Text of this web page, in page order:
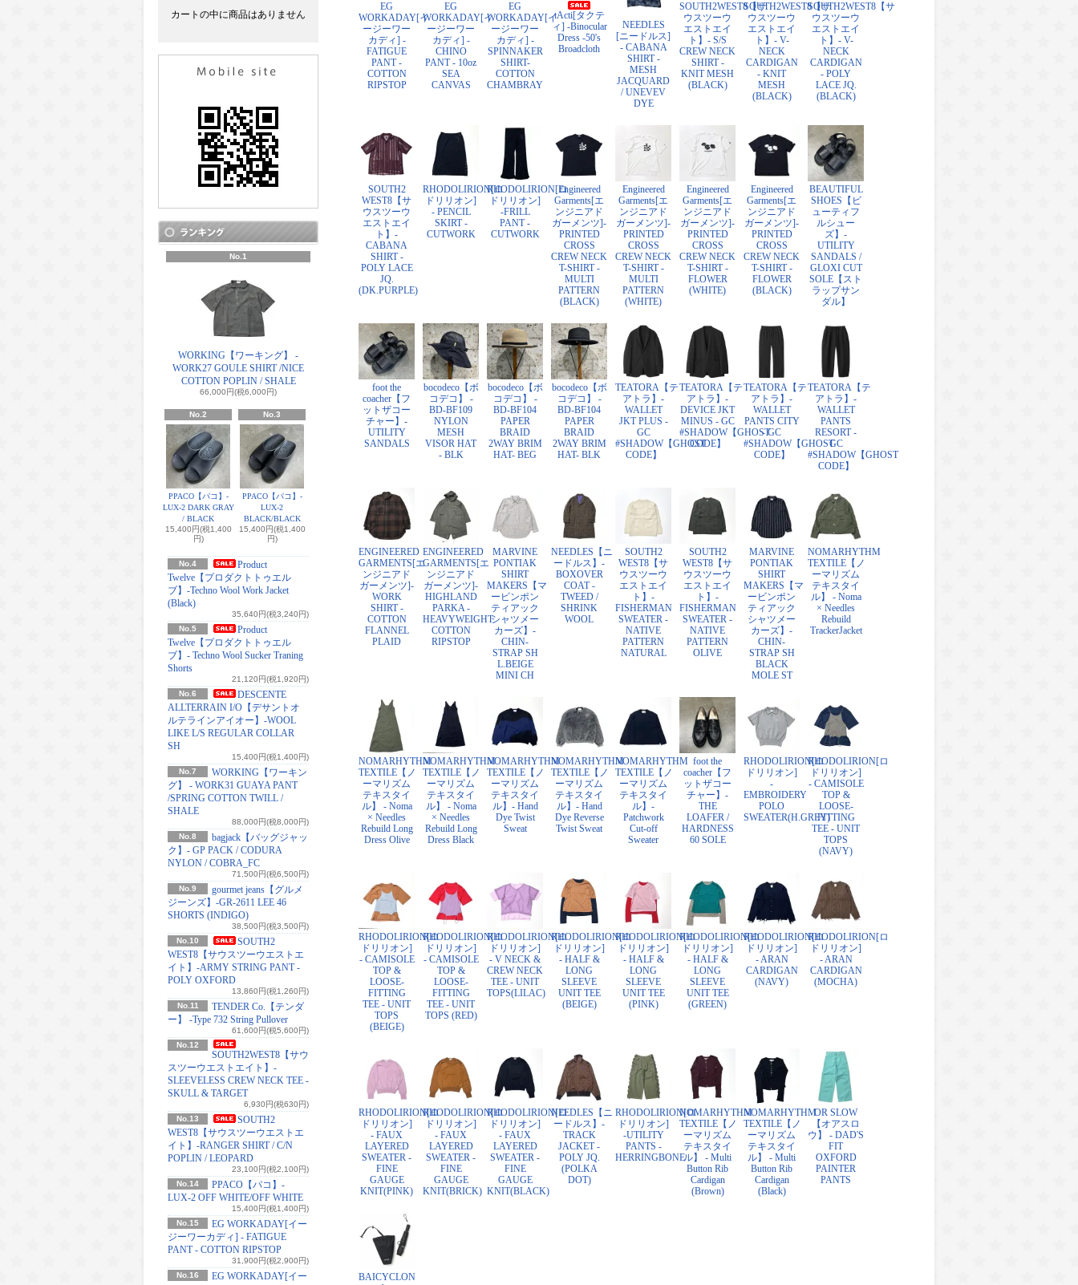
カートの中に商品はありません
No.1
WORKING【ワーキング】 -
WORK27 GOULE SHIRT /NICE
COTTON POPLIN / SHALE
66,000円(税6,000円)
No.2
PPACO【パコ】-
LUX-2 DARK GRAY
/ BLACK
15,400円(税1,400
円)
No.3
PPACO【パコ】-
LUX-2
BLACK/BLACK
15,400円(税1,400
円)
No.4
Product
Twelve【プロダクトトゥエル
ブ】-Techno Wool Work Jacket
(Black)
35,640円(税3,240円)
No.5
Product
Twelve【プロダクトトゥエル
ブ】- Techno Wool Sucker Traning
Shorts
21,120円(税1,920円)
No.6
DESCENTE
ALLTERRAIN I/O【デサントオ
ルテラインアイオー】-WOOL
LIKE L/S REGULAR COLLAR
SH
15,400円(税1,400円)
No.7
WORKING【ワーキン
グ】 - WORK31 GUAYA PANT
/SPRING COTTON TWILL /
SHALE
88,000円(税8,000円)
No.8
bagjack【バッグジャッ
ク】- GP PACK / CODURA
NYLON / COBRA_FC
71,500円(税6,500円)
No.9
gourmet jeans【グルメ
ジーンズ】-GR-2611 LEE 46
SHORTS (INDIGO)
38,500円(税3,500円)
No.10
SOUTH2
WEST8【サウスツーウエストエ
イト】-ARMY STRING PANT -
POLY OXFORD
13,860円(税1,260円)
No.11
TENDER Co.【テンダ
ー】 -Type 732 String Pullover
61,600円(税5,600円)
No.12
SOUTH2WEST8【サウ
スツーウエストエイト】-
SLEEVELESS CREW NECK TEE -
SKULL & TARGET
6,930円(税630円)
No.13
SOUTH2
WEST8【サウスツーウエストエ
イト】-RANGER SHIRT / C/N
POPLIN / LEOPARD
23,100円(税2,100円)
No.14
PPACO【パコ】-
LUX-2 OFF WHITE/OFF WHITE
15,400円(税1,400円)
No.15
EG WORKADAY[イー
ジーワーカディ] - FATIGUE
PANT - COTTON RIPSTOP
31,900円(税2,900円)
No.16
EG WORKADAY[イー
EG
WORKADAY[イ
ージーワー
カディ] -
FATIGUE
PANT -
COTTON
RIPSTOP
EG
WORKADAY[イ
ージーワー
カディ] -
CHINO
PANT - 10oz
SEA
CANVAS
EG
WORKADAY[イ
ージーワー
カディ] -
SPINNAKER
SHIRT-
COTTON
CHAMBRAY
tActi[タクテ
ィ] -Binocular
Dress -50's
Broadcloth
NEEDLES
[ニードルス]
- CABANA
SHIRT -
MESH
JACQUARD
/ UNEVEV
DYE
SOUTH2WEST8【サ
ウスツーウ
エストエイ
ト】- S/S
CREW NECK
SHIRT -
KNIT MESH
(BLACK)
SOUTH2WEST8【サ
ウスツーウ
エストエイ
ト】- V-
NECK
CARDIGAN
- KNIT
MESH
(BLACK)
SOUTH2WEST8【サ
ウスツーウ
エストエイ
ト】- V-
NECK
CARDIGAN
- POLY
LACE JQ.
(BLACK)
SOUTH2
WEST8【サ
ウスツーウ
エストエイ
ト】-
CABANA
SHIRT -
POLY LACE
JQ.
(DK.PURPLE)
RHODOLIRION[ロ
ドリリオン]
- PENCIL
SKIRT -
CUTWORK
RHODOLIRION[ロ
ドリリオン]
-FRILL
PANT -
CUTWORK
Engineered
Garments[エ
ンジニアド
ガーメンツ]-
PRINTED
CROSS
CREW NECK
T-SHIRT -
MULTI
PATTERN
(BLACK)
Engineered
Garments[エ
ンジニアド
ガーメンツ]-
PRINTED
CROSS
CREW NECK
T-SHIRT -
MULTI
PATTERN
(WHITE)
Engineered
Garments[エ
ンジニアド
ガーメンツ]-
PRINTED
CROSS
CREW NECK
T-SHIRT -
FLOWER
(WHITE)
Engineered
Garments[エ
ンジニアド
ガーメンツ]-
PRINTED
CROSS
CREW NECK
T-SHIRT -
FLOWER
(BLACK)
BEAUTIFUL
SHOES【ビ
ューティフ
ルシュー
ズ】-
UTILITY
SANDALS /
GLOXI CUT
SOLE【スト
ラップサン
ダル】
foot the
coacher【フ
ットザコー
チャー】-
UTILITY
SANDALS
bocodeco【ボ
コデコ】 -
BD-BF109
NYLON
MESH
VISOR HAT
- BLK
bocodeco【ボ
コデコ】 -
BD-BF104
PAPER
BRAID
2WAY BRIM
HAT- BEG
bocodeco【ボ
コデコ】 -
BD-BF104
PAPER
BRAID
2WAY BRIM
HAT- BLK
TEATORA【テ
アトラ】-
WALLET
JKT PLUS -
GC
#SHADOW【GHOST
CODE】
TEATORA【テ
アトラ】-
DEVICE JKT
MINUS - GC
#SHADOW【GHOST
CODE】
TEATORA【テ
アトラ】-
WALLET
PANTS CITY
- GC
#SHADOW【GHOST
CODE】
TEATORA【テ
アトラ】-
WALLET
PANTS
RESORT -
GC
#SHADOW【GHOST
CODE】
ENGINEERED
GARMENTS[エ
ンジニアド
ガーメンツ]-
WORK
SHIRT -
COTTON
FLANNEL
PLAID
ENGINEERED
GARMENTS[エ
ンジニアド
ガーメンツ]-
HIGHLAND
PARKA -
HEAVYWEIGHT
COTTON
RIPSTOP
MARVINE
PONTIAK
SHIRT
MAKERS【マ
ービンポン
ティアック
シャツメー
カーズ】-
CHIN-
STRAP SH
L.BEIGE
MINI CH
NEEDLES【ニ
ードルス】-
BOXOVER
COAT -
TWEED /
SHRINK
WOOL
SOUTH2
WEST8【サ
ウスツーウ
エストエイ
ト】-
FISHERMAN
SWEATER -
NATIVE
PATTERN
NATURAL
SOUTH2
WEST8【サ
ウスツーウ
エストエイ
ト】-
FISHERMAN
SWEATER -
NATIVE
PATTERN
OLIVE
MARVINE
PONTIAK
SHIRT
MAKERS【マ
ービンポン
ティアック
シャツメー
カーズ】-
CHIN-
STRAP SH
BLACK
MOLE ST
NOMARHYTHM
TEXTILE【ノ
ーマリズム
テキスタイ
ル】 - Noma
× Needles
Rebuild
TrackerJacket
NOMARHYTHM
TEXTILE【ノ
ーマリズム
テキスタイ
ル】 - Noma
× Needles
Rebuild Long
Dress Olive
NOMARHYTHM
TEXTILE【ノ
ーマリズム
テキスタイ
ル】 - Noma
× Needles
Rebuild Long
Dress Black
NOMARHYTHM
TEXTILE【ノ
ーマリズム
テキスタイ
ル】- Hand
Dye Twist
Sweat
NOMARHYTHM
TEXTILE【ノ
ーマリズム
テキスタイ
ル】- Hand
Dye Reverse
Twist Sweat
NOMARHYTHM
TEXTILE【ノ
ーマリズム
テキスタイ
ル】-
Patchwork
Cut-off
Sweater
foot the
coacher【フ
ットザコー
チャー】-
THE
LOAFER /
HARDNESS
60 SOLE
RHODOLIRION[ロ
ドリリオン]
-
EMBROIDERY
POLO
SWEATER(H.GREY)
RHODOLIRION[ロ
ドリリオン]
- CAMISOLE
TOP &
LOOSE-
FITTING
TEE - UNIT
TOPS
(NAVY)
RHODOLIRION[ロ
ドリリオン]
- CAMISOLE
TOP &
LOOSE-
FITTING
TEE - UNIT
TOPS
(BEIGE)
RHODOLIRION[ロ
ドリリオン]
- CAMISOLE
TOP &
LOOSE-
FITTING
TEE - UNIT
TOPS (RED)
RHODOLIRION[ロ
ドリリオン]
- V NECK &
CREW NECK
TEE - UNIT
TOPS(LILAC)
RHODOLIRION[ロ
ドリリオン]
- HALF &
LONG
SLEEVE
UNIT TEE
(BEIGE)
RHODOLIRION[ロ
ドリリオン]
- HALF &
LONG
SLEEVE
UNIT TEE
(PINK)
RHODOLIRION[ロ
ドリリオン]
- HALF &
LONG
SLEEVE
UNIT TEE
(GREEN)
RHODOLIRION[ロ
ドリリオン]
- ARAN
CARDIGAN
(NAVY)
RHODOLIRION[ロ
ドリリオン]
- ARAN
CARDIGAN
(MOCHA)
RHODOLIRION[ロ
ドリリオン]
- FAUX
LAYERED
SWEATER -
FINE
GAUGE
KNIT(PINK)
RHODOLIRION[ロ
ドリリオン]
- FAUX
LAYERED
SWEATER -
FINE
GAUGE
KNIT(BRICK)
RHODOLIRION[ロ
ドリリオン]
- FAUX
LAYERED
SWEATER -
FINE
GAUGE
KNIT(BLACK)
NEEDLES【ニ
ードルス】-
TRACK
JACKET -
POLY JQ.
(POLKA
DOT)
RHODOLIRION[ロ
ドリリオン]
-UTILITY
PANTS -
HERRINGBONE
NOMARHYTHM
TEXTILE【ノ
ーマリズム
テキスタイ
ル】 - Multi
Button Rib
Cardigan
(Brown)
NOMARHYTHM
TEXTILE【ノ
ーマリズム
テキスタイ
ル】 - Multi
Button Rib
Cardigan
(Black)
OR SLOW
【オアスロ
ウ】 - DAD'S
FIT
OXFORD
PAINTER
PANTS
BAICYCLON